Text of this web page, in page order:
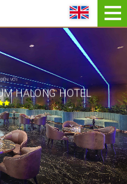
VỚI
HALONG HOTEL